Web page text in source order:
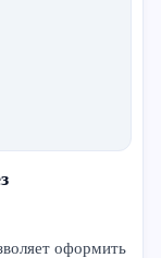
оформить